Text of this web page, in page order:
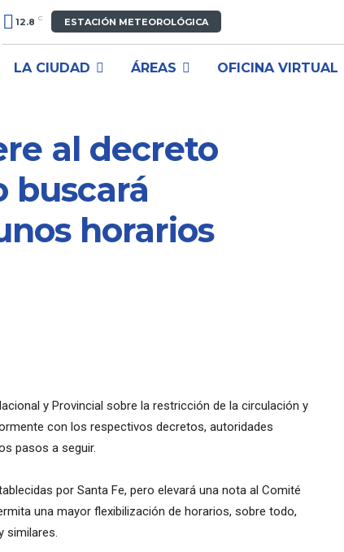
12.8 C ESTACIÓN METEOROLÓGICA
LA CIUDAD ÁREAS OFICINA VIRTUAL
al decreto
buscará
horarios
y Provincial sobre la restricción de la circulación y
con los respectivos decretos, autoridades
pasos a seguir.
por Santa Fe, pero elevará una nota al Comité
una mayor flexibilización de horarios, sobre todo,
similares.